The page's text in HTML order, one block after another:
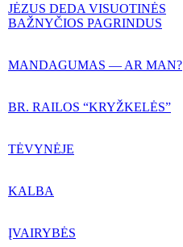
JĖZUS DEDA VISUOTINĖS
BAŽNYČIOS PAGRINDUS
MANDAGUMAS — AR MAN?
BR. RAILOS “KRYŽKELĖS”
TĖVYNĖJE
KALBA
ĮVAIRYBĖS